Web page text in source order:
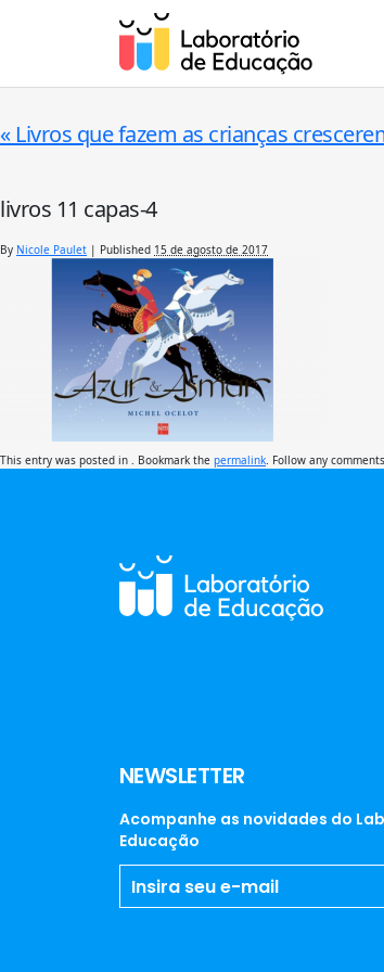
« Livros que fazem as crianças
livros 11 capas-4
By Nicole Paulet | Published 15 de agosto de 2017
This entry was posted in . Bookmark the permalink . Follow any
NEWSLETTER
Acompanhe as novidades do
Educação